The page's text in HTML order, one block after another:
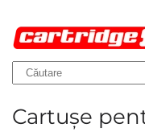
Skip to main
Cartușe